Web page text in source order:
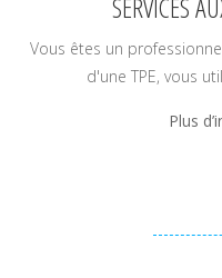
SERVICES
Vous êtes un
d'une TPE, vous
Plus